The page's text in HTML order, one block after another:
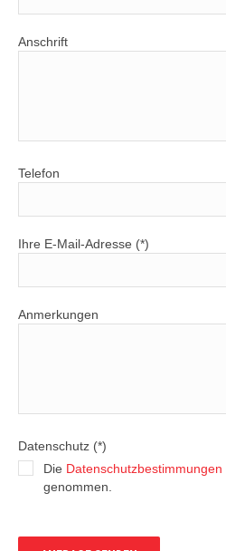
Anschrift
Telefon
Ihre E-Mail-Adresse (*)
Anmerkungen
Datenschutz (*)
Die Datenschutzbestimmungen
genommen.